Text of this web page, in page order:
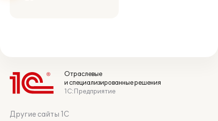
Отраслевые
и специализированные решения
1С:Предприятие
Другие сайты 1С